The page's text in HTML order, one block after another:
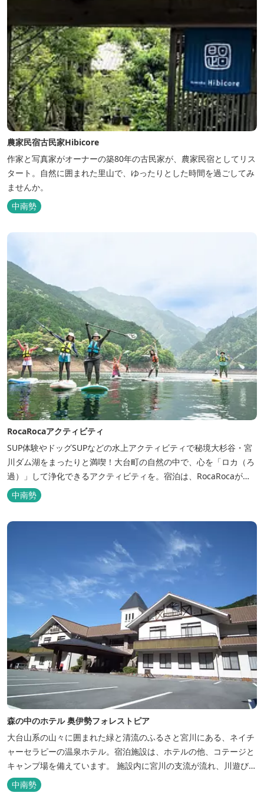
農家民宿古民家Hibicore
作家と写真家がオーナーの築80年の古民家が、農家民宿としてリス
タート。自然に囲まれた里山で、ゆったりとした時間を過ごしてみ
ませんか。
中南勢
RocaRocaアクティビティ
SUP体験やドッグSUPなどの水上アクティビティで秘境大杉谷・宮
川ダム湖をまったりと満喫！大台町の自然の中で、心を「ロカ（ろ
過）」して浄化できるアクティビティを。宿泊は、RocaRocaが運
営する「キャンプスタイルの宿やまがら」へ！
中南勢
森の中のホテル 奥伊勢フォレストピア
大台山系の山々に囲まれた緑と清流のふるさと宮川にある、ネイチ
ャーセラピーの温泉ホテル。宿泊施設は、ホテルの他、コテージと
キャンプ場を備えています。 施設内に宮川の支流が流れ、川遊びが
できます。BBQエリア、釣堀もあり、ファミリーやグループでもア
クティビティを楽しめます。 ディナーは併設の「レストラン アン
中南勢